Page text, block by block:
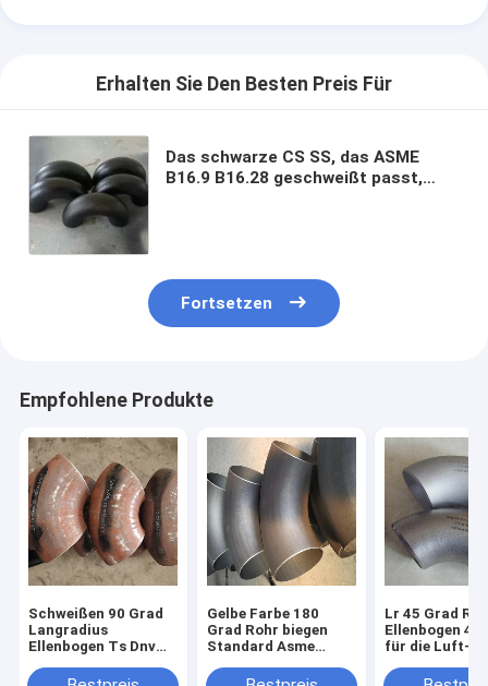
Erhalten Sie Den Besten Preis Für
Das schwarze CS SS, das ASME
B16.9 B16.28 geschweißt passt,
Fortsetzen
Empfohlene Produkte
Schweißen 90 Grad
Langradius
Ellenbogen Ts Dnv
Spezifikation
Gelbe Farbe 180
Grad Rohr biegen
Standard Asme
Lr 45 Grad
Ellenbogen 4
für die Luft-